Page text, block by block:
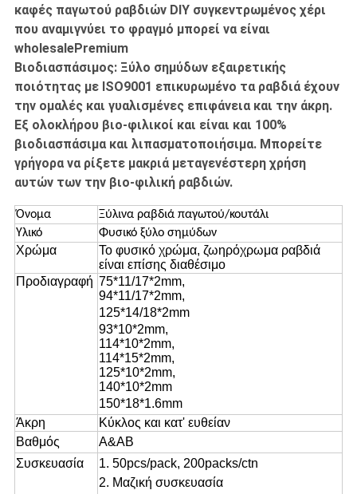
καφές παγωτού ραβδιών DIY συγκεντρωμένος χέρι
που αναμιγνύει το φραγμό μπορεί να είναι
wholesalePremium
Βιοδιασπάσιμος: Ξύλο σημύδων εξαιρετικής
ποιότητας με ISO9001 επικυρωμένο τα ραβδιά έχουν
την ομαλές και γυαλισμένες επιφάνεια και την άκρη.
Εξ ολοκλήρου βιο-φιλικοί και είναι και 100%
βιοδιασπάσιμα και λιπασματοποιήσιμα. Μπορείτε
γρήγορα να ρίξετε μακριά μεταγενέστερη χρήση
αυτών των την βιο-φιλική ραβδιών.
Όνομα
Ξύλινα ραβδιά παγωτού/κουτάλι
Υλικό
Φυσικό ξύλο σημύδων
Χρώμα
Το φυσικό χρώμα, ζωηρόχρωμα ραβδιά
είναι επίσης διαθέσιμο
Προδιαγραφή 75*11/17*2mm,
94*11/17*2mm,
125*14/18*2mm
93*10*2mm,
114*10*2mm,
114*15*2mm,
125*10*2mm,
140*10*2mm
150*18*1.6mm
Άκρη
Κύκλος και κατ' ευθείαν
Βαθμός
A&AB
Συσκευασία
1. 50pcs/pack, 200packs/ctn
2. Μαζική συσκευασία